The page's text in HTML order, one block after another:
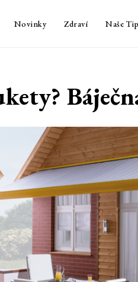
Novinky Zdraví Naše